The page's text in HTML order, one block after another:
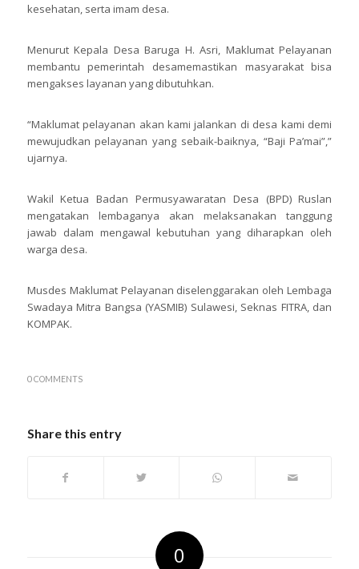
kesehatan, serta imam desa.
Menurut Kepala Desa Baruga H. Asri, Maklumat Pelayanan
membantu pemerintah desamemastikan masyarakat bisa
mengakses layanan yang dibutuhkan.
“Maklumat pelayanan akan kami jalankan di desa kami demi
mewujudkan pelayanan yang sebaik-baiknya, “Baji Pa’mai”,”
ujarnya.
Wakil Ketua Badan Permusyawaratan Desa (BPD) Ruslan
mengatakan lembaganya akan melaksanakan tanggung
jawab dalam mengawal kebutuhan yang diharapkan oleh
warga desa.
Musdes Maklumat Pelayanan diselenggarakan oleh Lembaga
Swadaya Mitra Bangsa (YASMIB) Sulawesi, Seknas FITRA, dan
KOMPAK.
0 COMMENTS
Share this entry
0